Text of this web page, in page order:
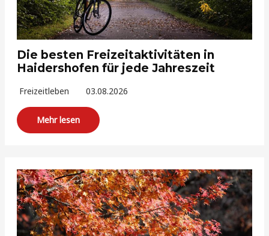
Die besten Freizeitaktivitäten in
Haidershofen für jede Jahreszeit
Freizeitleben 03.08.2026
Mehr lesen